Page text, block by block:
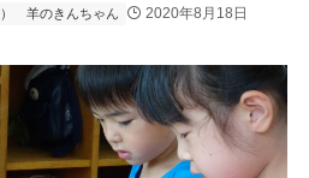
羊のきんちゃん 2020年8月18日